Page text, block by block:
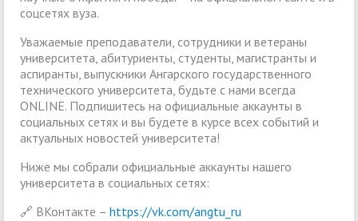
соцсетях вуза.
Уважаемые преподаватели, сотрудники и ветераны
университета, абитуриенты, студенты, магистранты и
аспиранты, выпускники Ангарского государственного
технического университета, будьте c нами всегда
ONLINE. Подпишитесь на официальные аккаунты в
социальных сетях и вы будете в курсе всех событий и
актуальных новостей университета!
Ниже мы собрали официальные аккаунты нашего
университета в социальных сетях:
🔗 ВКонтакте – https://vk.com/angtu_ru